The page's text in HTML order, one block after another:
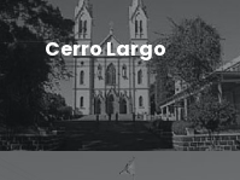
Cerro Largo